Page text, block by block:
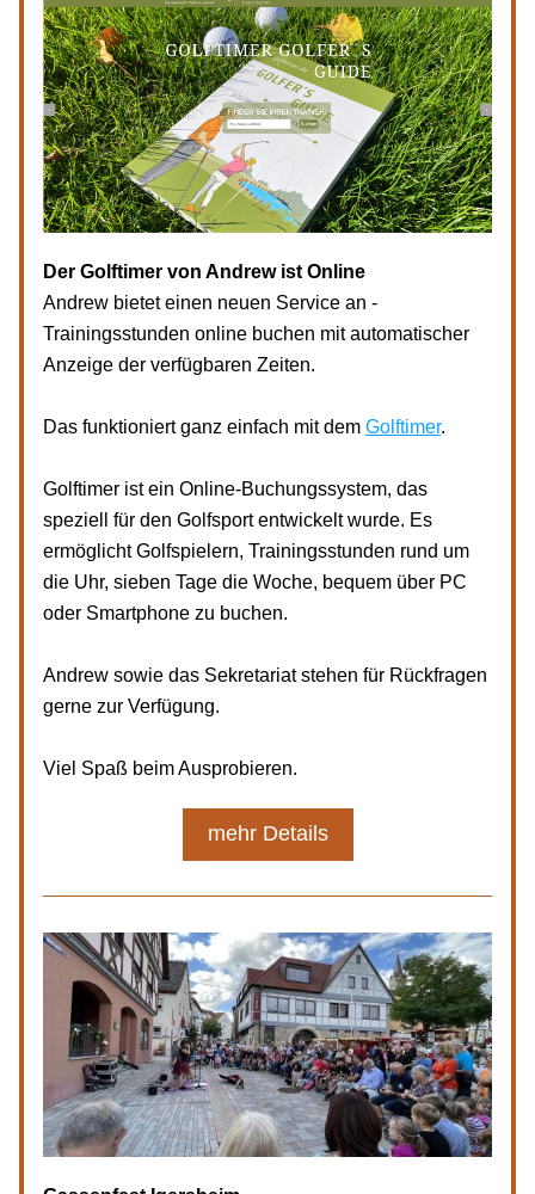
Der Golftimer von Andrew ist Online
Andrew bietet einen neuen Service an -
Trainingsstunden online buchen mit automatischer
Anzeige der verfügbaren Zeiten.
Das funktioniert ganz einfach mit dem Golftimer.
Golftimer ist ein Online-Buchungssystem, das
speziell für den Golfsport entwickelt wurde. Es
ermöglicht Golfspielern, Trainingsstunden rund um
die Uhr, sieben Tage die Woche, bequem über PC
oder Smartphone zu buchen.
Andrew sowie das Sekretariat stehen für Rückfragen
gerne zur Verfügung.
Viel Spaß beim Ausprobieren.
mehr Details